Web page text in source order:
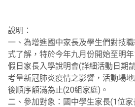
說明：
一、為增進國中家長及學生們對技
式了解，特於今年九月份開始至明
假日家長入學說明會(詳細活動日期
考量新冠肺炎疫情之影響，活動場
後順序額滿為止(20組家庭)。
二、參加對象：國中學生家長(1位家